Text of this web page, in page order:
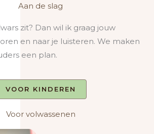
Aan de slag
zit? Dan wil ik graag jouw
en naar je luisteren. We maken
een plan.
VOOR KINDEREN
Voor volwassenen